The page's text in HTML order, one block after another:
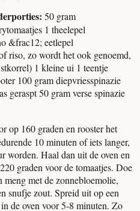
50 gram
1 theelepel
&frac12; eetlepel
riso, zo wordt het ook genoemd,
1 kleine ui 1 teentje
100 gram diepvriesspinazie
geraspt 50 gram verse spinazie
op 160 graden en rooster het
10 minuten of iets langer,
worden. Haal dan uit de oven en
graden voor de tomaatjes. Doe
meng met de zonnebloemolie,
snufje zout. Spreid uit op een
de oven voor 5-8 minuten. Zo